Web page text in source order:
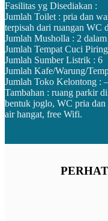
Fasilitas yg Disediakan :
Jumlah Toilet : pria dan
terpisah dari ruangan WC
Jumlah Musholla : 2
Jumlah Tempat Cuci
Jumlah Sumber Listrik : 6
Jumlah Kafe/Warung/
Jumlah Toko Kelontong : –
Tambahan : ruang parkir
bentuk joglo, WC pria dan
air hangat, free Wifi.